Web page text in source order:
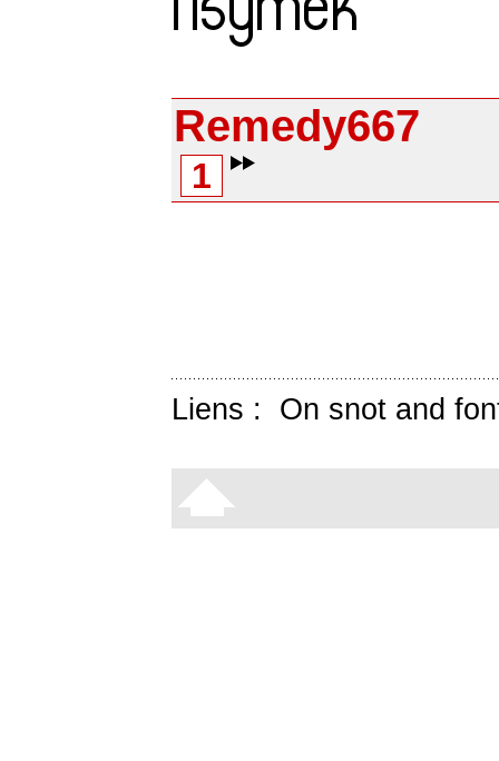
Remedy667
1
Liens : On snot and